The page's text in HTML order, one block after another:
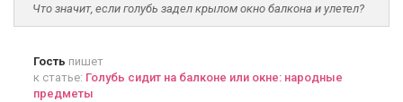
Что значит, если голубь задел крылом окно балкона и улетел?
Гость пишет
к статье: Голубь сидит на балконе или окне: народные
предметы